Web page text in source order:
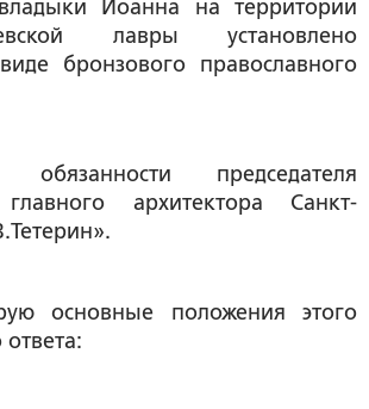
Иоанна на территории
лавры установлено
бронзового православного
обязанности председателя
архитектора Санкт-
основные положения этого